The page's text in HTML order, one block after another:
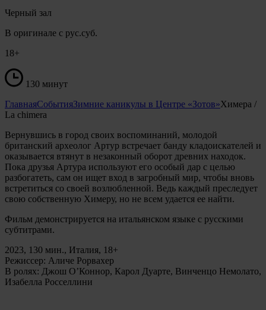
Черный зал
В оригинале с рус.суб.
18+
130 минут
ГлавнаяСобытияЗимние каникулы в Центре «Зотов»Химера /
La chimera
Вернувшись в город своих воспоминаний, молодой
британский археолог Артур встречает банду кладоискателей и
оказывается втянут в незаконный оборот древних находок.
Пока друзья Артура используют его особый дар с целью
разбогатеть, сам он ищет вход в загробный мир, чтобы вновь
встретиться со своей возлюбленной. Ведь каждый преследует
свою собственную Химеру, но не всем удается ее найти.
Фильм демонстрируется на итальянском языке с русскими
субтитрами.
2023, 130 мин., Италия, 18+
Режиссер: Аличе Рорвахер
В ролях: Джош О’Коннор, Карол Дуарте, Винченцо Немолато,
Изабелла Росселлини